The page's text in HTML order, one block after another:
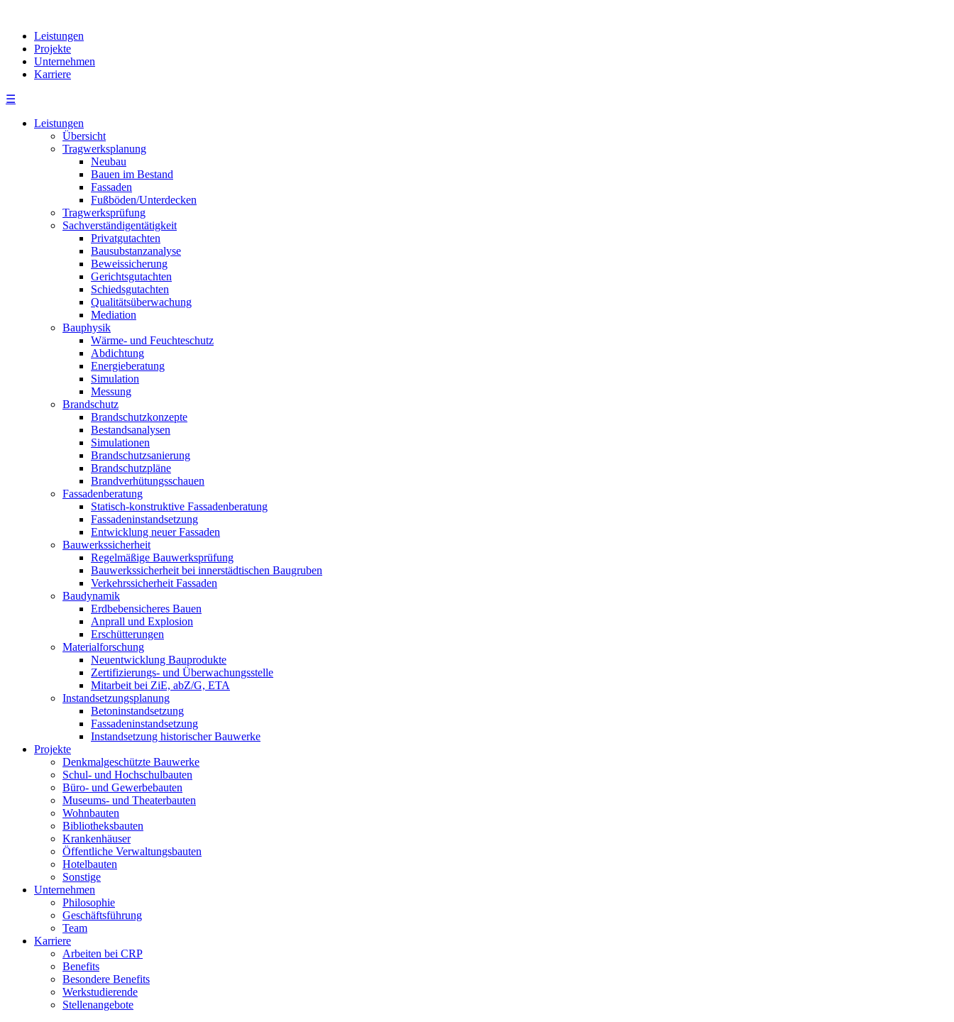
Leistungen
Projekte
Unternehmen
Karriere
☰
Leistungen
Übersicht
Tragwerksplanung
Neubau
Bauen im Bestand
Fassaden
Fußböden/Unterdecken
Tragwerksprüfung
Sachverständigentätigkeit
Privatgutachten
Bausubstanzanalyse
Beweissicherung
Gerichtsgutachten
Schiedsgutachten
Qualitätsüberwachung
Mediation
Bauphysik
Wärme- und Feuchteschutz
Abdichtung
Energieberatung
Simulation
Messung
Brandschutz
Brandschutzkonzepte
Bestandsanalysen
Simulationen
Brandschutzsanierung
Brandschutzpläne
Brandverhütungsschauen
Fassadenberatung
Statisch-konstruktive Fassadenberatung
Fassadeninstandsetzung
Entwicklung neuer Fassaden
Bauwerkssicherheit
Regelmäßige Bauwerksprüfung
Bauwerkssicherheit bei innerstädtischen Baugruben
Verkehrssicherheit Fassaden
Baudynamik
Erdbebensicheres Bauen
Anprall und Explosion
Erschütterungen
Materialforschung
Neuentwicklung Bauprodukte
Zertifizierungs- und Überwachungsstelle
Mitarbeit bei ZiE, abZ/G, ETA
Instandsetzungsplanung
Betoninstandsetzung
Fassadeninstandsetzung
Instandsetzung historischer Bauwerke
Projekte
Denkmalgeschützte Bauwerke
Schul- und Hochschulbauten
Büro- und Gewerbebauten
Museums- und Theaterbauten
Wohnbauten
Bibliotheksbauten
Krankenhäuser
Öffentliche Verwaltungsbauten
Hotelbauten
Sonstige
Unternehmen
Philosophie
Geschäftsführung
Team
Karriere
Arbeiten bei CRP
Benefits
Besondere Benefits
Werkstudierende
Stellenangebote